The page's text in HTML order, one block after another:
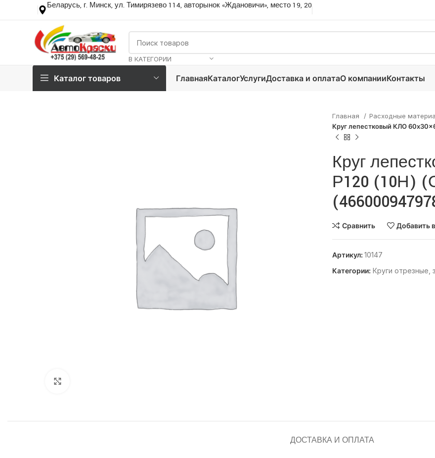
Беларусь, г. Минск, ул. Тимирязево 114, авторынок «Ждановичи», место 19, 20
В КАТЕГОРИИ
Каталог товаров ГлавнаяКаталогУслугиДоставка и оплатаО компанииКонтакты
Главная Расходные
Круг лепестковый КЛО
Круг
Р120 (10Н)
Сравнить Добавить
Артикул: 10147
Категории: Круги отрезные,
ДОСТАВКА И ОПЛАТА